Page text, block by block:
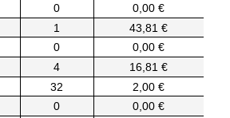
0
0,00 €
1
43,81 €
0
0,00 €
4
16,81 €
32
2,00 €
0
0,00 €